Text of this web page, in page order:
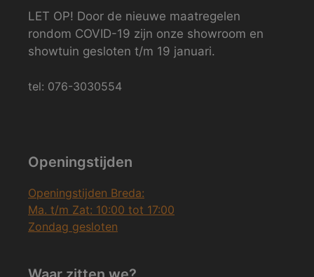
LET OP! Door de nieuwe maatregelen
rondom COVID-19 zijn onze showroom en
showtuin gesloten t/m 19 januari.
tel: 076-3030554
Openingstijden
Openingstijden Breda:
Ma. t/m Zat: 10:00 tot 17:00
Zondag gesloten